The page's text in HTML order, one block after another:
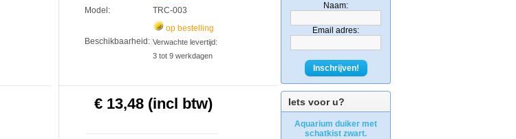
Naam:
Email adres:
Inschrijven!
Iets voor u?
Aquarium duiker met
schatkist zwart.
Model:
TRC-003
Beschikbaarheid:
op bestelling
Verwachte levertijd:
3 tot 9 werkdagen
€ 13,48 (incl btw)